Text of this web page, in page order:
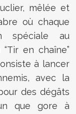
mêlée et
où chaque
spéciale au
en chaîne”
à lancer
avec la
des dégâts
que gore à